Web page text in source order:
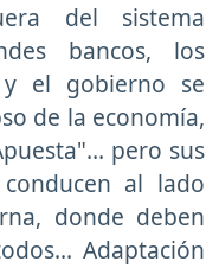
del sistema
bancos, los
y el gobierno se
de la economía,
pero sus
al lado
donde deben
Adaptación